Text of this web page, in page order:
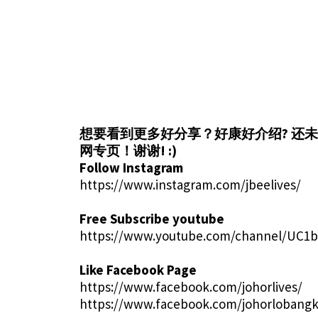
想要看到更多好分享？好康好介绍? 还
网专页！谢谢! :)
Follow Instagram
https://www.instagram.com/jbeelives/
Free Subscribe youtube
https://www.youtube.com/channel/
Like Facebook Page
https://www.facebook.com/johorlives/
https://www.facebook.com/